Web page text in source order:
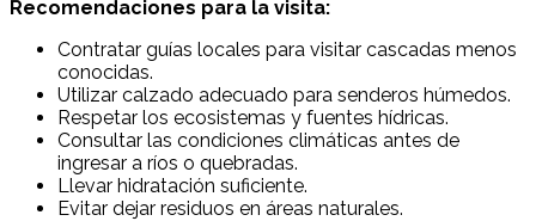
Recomendaciones para la visita:
Contratar guías locales para visitar cascadas menos
conocidas.
Utilizar calzado adecuado para senderos húmedos.
Respetar los ecosistemas y fuentes hídricas.
Consultar las condiciones climáticas antes de
ingresar a ríos o quebradas.
Llevar hidratación suficiente.
Evitar dejar residuos en áreas naturales.